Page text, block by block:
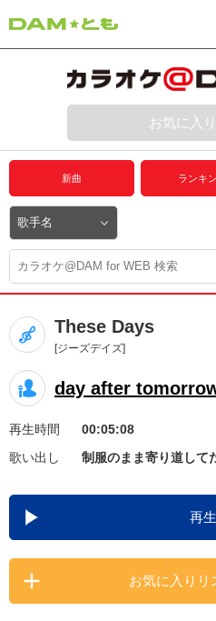
動画からさがす
ログ
プレミアムサービス
DAM★とも動画
DAM★とも録音
カラオケ＠DAM
ユーザー検索
キャンペーン
お知らせ よくあるご質問
DAMの新曲・ラ
カラオケ最新情
お気に入
新曲 ランキ
These Days
[ジーズデイズ]
day after
再生時間
00:05:08
歌い出し
制服のまま寄り道して
再生
お気に入りリ